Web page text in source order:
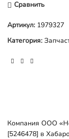
Сравнить
Артикул: 1979327
Категория:
Компания ООО
[5246478] в